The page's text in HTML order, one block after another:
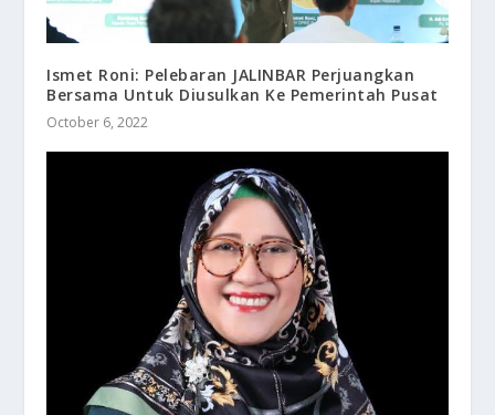
Ismet Roni: Pelebaran JALINBAR Perjuangkan
Bersama Untuk Diusulkan Ke Pemerintah Pusat
October 6, 2022